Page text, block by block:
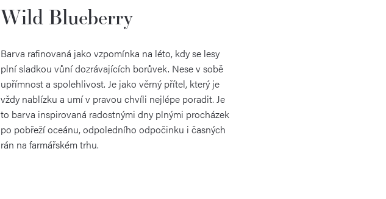
Wild Blueberry
Barva rafinovaná jako vzpomínka na léto, kdy se lesy
plní sladkou vůní dozrávajících borůvek. Nese v sobě
upřímnost a spolehlivost. Je jako věrný přítel, který je
vždy nablízku a umí v pravou chvíli nejlépe poradit. Je
to barva inspirovaná radostnými dny plnými procházek
po pobřeží oceánu, odpoledního odpočinku i časných
rán na farmářském trhu.